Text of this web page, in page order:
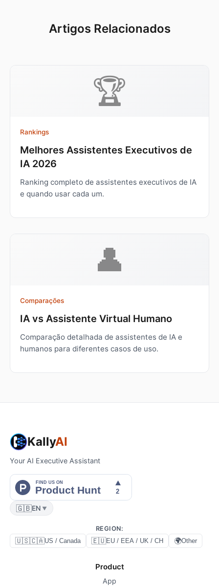
Artigos Relacionados
🏆
Rankings
Melhores Assistentes Executivos de
IA 2026
Ranking completo de assistentes executivos de IA
e quando usar cada um.
👤
Comparações
IA vs Assistente Virtual Humano
Comparação detalhada de assistentes de IA e
humanos para diferentes casos de uso.
KallyAI
Your AI Executive Assistant
🇬🇧EN ▼
REGION:
🇺🇸🇨🇦US / Canada 🇪🇺EU / EEA / UK / CH 🌍Other
Product
App